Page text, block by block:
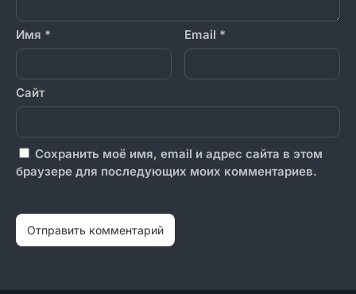
Имя * Email *
Сайт
Сохранить моё имя, email и адрес сайта в этом
браузере для последующих моих комментариев.